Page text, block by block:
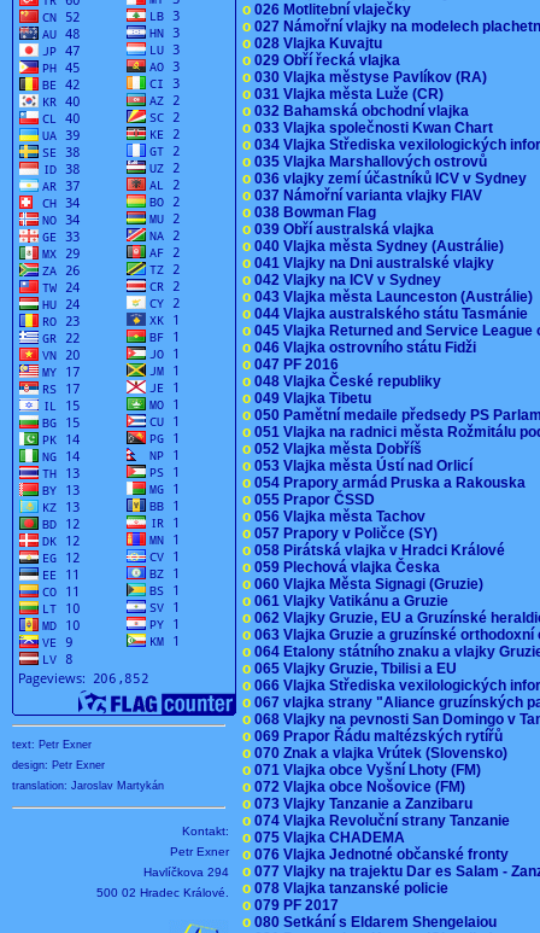
text: Petr Exner
design: Petr Exner
translation: Jaroslav Martykán
Kontakt:
Petr Exner
Havlíčkova 294
500 02 Hradec Králové.
o 026 Motlitební vlaječky
o 027 Námořní vlajky na modelech
o 028 Vlajka Kuvajtu
o 029 Obří řecká vlajka
o 030 Vlajka městyse Pavlíkov (RA)
o 031 Vlajka města Luže (CR)
o 032 Bahamská obchodní vlajka
o 033 Vlajka společnosti Kwan Chart
o 034 Vlajka Střediska vexilologických
o 035 Vlajka Marshallových ostrovů
o 036 vlajky zemí účastníků ICV v Sydney
o 037 Námořní varianta vlajky FIAV
o 038 Bowman Flag
o 039 Obří australská vlajka
o 040 Vlajka města Sydney (Austrálie)
o 041 Vlajky na Dni australské vlajky
o 042 Vlajky na ICV v Sydney
o 043 Vlajka města Launceston (Austrálie)
o 044 Vlajka australského státu Tasmánie
o 045 Vlajka Returned and Service
o 046 Vlajka ostrovního státu Fidži
o 047 PF 2016
o 048 Vlajka České republiky
o 049 Vlajka Tibetu
o 050 Pamětní medaile předsedy PS
o 051 Vlajka na radnici města Rožmitálu
o 052 Vlajka města Dobříš
o 053 Vlajka města Ústí nad Orlicí
o 054 Prapory armád Pruska a Rakouska
o 055 Prapor ČSSD
o 056 Vlajka města Tachov
o 057 Prapory v Poličce (SY)
o 058 Pirátská vlajka v Hradci Králové
o 059 Plechová vlajka Česka
o 060 Vlajka Města Signagi (Gruzie)
o 061 Vlajky Vatikánu a Gruzie
o 062 Vlajky Gruzie, EU a Gruzínské
o 063 Vlajka Gruzie a gruzínské
o 064 Etalony státního znaku a vlajky
o 065 Vlajky Gruzie, Tbilisi a EU
o 066 Vlajka Střediska vexilologických
o 067 vlajka strany "Aliance gruzínských
o 068 Vlajky na pevnosti San Domingo v
o 069 Prapor Řádu maltézských rytířů
o 070 Znak a vlajka Vrútek (Slovensko)
o 071 Vlajka obce Vyšní Lhoty (FM)
o 072 Vlajka obce Nošovice (FM)
o 073 Vlajky Tanzanie a Zanzibaru
o 074 Vlajka Revoluční strany Tanzanie
o 075 Vlajka CHADEMA
o 076 Vlajka Jednotné občanské fronty
o 077 Vlajky na trajektu Dar es Salam -
o 078 Vlajka tanzanské policie
o 079 PF 2017
o 080 Setkání s Eldarem Shengelaiou